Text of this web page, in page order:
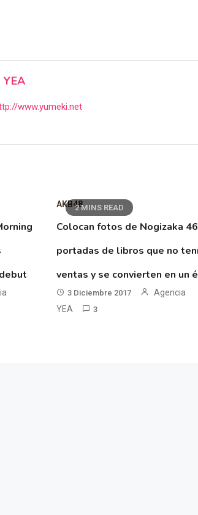
www.yumeki.net
2 MINS READ
AKB48
Colocan fotos de Nogizaka
portadas de libros que no
ventas y se convierten en un
3 Diciembre 2017
Agencia
YEA
3